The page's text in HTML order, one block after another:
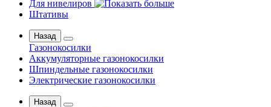
Для нивелиров
Штативы
Назад
Газонокосилки
Аккумуляторные газонокосилки
Шпиндельные газонокосилки
Электрические газонокосилки
Назад